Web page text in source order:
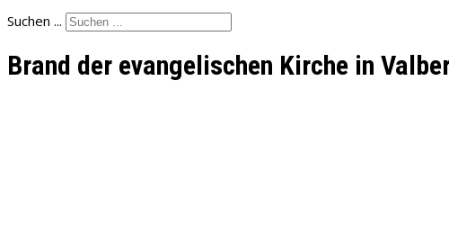
Suchen ...
Brand der evangelischen Kirche in